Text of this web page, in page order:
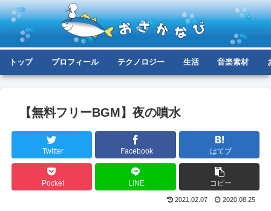
トップ プロフィール テクノロジー 生活 音楽素材
【無料フリーBGM】夜の噴水
Twitter Facebook はてブ
Pocket LINE コピー
2021.02.07 2020.08.25